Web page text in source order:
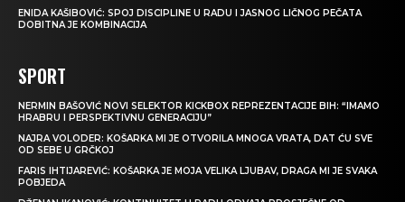
ENIDA KAŠIBOVIĆ: SPOJ DISCIPLINE U RADU I JASNOG LIČNOG PEČATA
DOBITNA JE KOMBINACIJA
SPORT
NERMIN BAŠOVIĆ NOVI SELEKTOR KICKBOX REPREZENTACIJE BIH: “IMAMO
HRABRU I PERSPEKTIVNU GENERACIJU”
NAJRA VOLODER: KOŠARKA MI JE OTVORILA MNOGA VRATA, DAT ĆU SVE
OD SEBE U GRČKOJ
FARIS IHTIJAREVIĆ: KOŠARKA JE MOJA VELIKA LJUBAV, DRAGA MI JE SVAKA
POBJEDA